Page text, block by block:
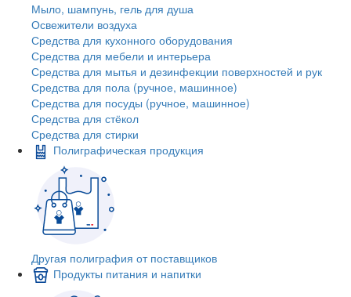
Мыло, шампунь, гель для душа
Освежители воздуха
Средства для кухонного оборудования
Средства для мебели и интерьера
Средства для мытья и дезинфекции поверхностей и рук
Средства для пола (ручное, машинное)
Средства для посуды (ручное, машинное)
Средства для стёкол
Средства для стирки
Полиграфическая продукция
Другая полиграфия от поставщиков
Продукты питания и напитки